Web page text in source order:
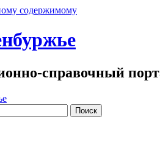
содержимому
справочный